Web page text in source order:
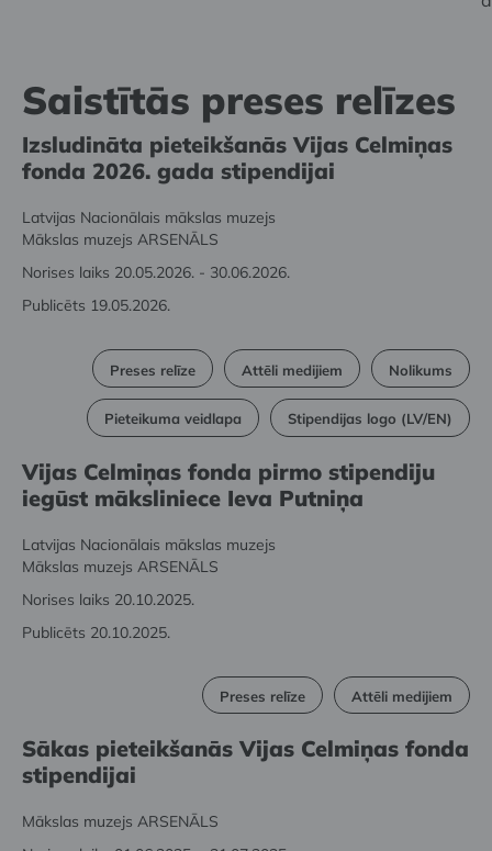
Saistītās preses relīzes
Izsludināta pieteikšanās Vijas Celmiņas
fonda 2026. gada stipendijai
Latvijas Nacionālais mākslas muzejs
Mākslas muzejs ARSENĀLS
Norises laiks 20.05.2026. - 30.06.2026.
Publicēts 19.05.2026.
Preses relīze Attēli medijiem Nolikums
Pieteikuma veidlapa Stipendijas logo (LV/EN)
Vijas Celmiņas fonda pirmo stipendiju
iegūst māksliniece Ieva Putniņa
Latvijas Nacionālais mākslas muzejs
Mākslas muzejs ARSENĀLS
Norises laiks 20.10.2025.
Publicēts 20.10.2025.
Preses relīze Attēli medijiem
Sākas pieteikšanās Vijas Celmiņas fonda
stipendijai
Mākslas muzejs ARSENĀLS